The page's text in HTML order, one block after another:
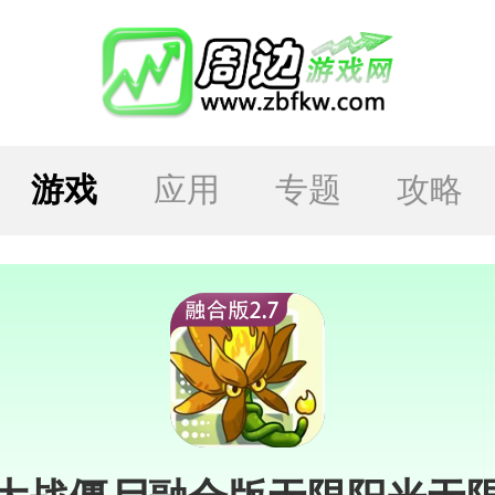
游戏 应用 专题 攻略